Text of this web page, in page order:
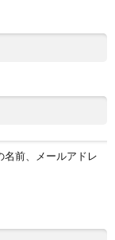
名前、メールアドレ